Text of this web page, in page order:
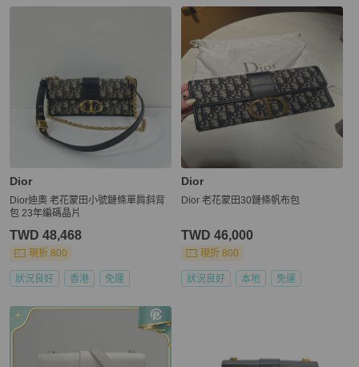
Dior
Dior迪奧 老花蒙田小號鏈條單肩斜背
包 23年編碼晶片
TWD 48,468
現折 800
狀況良好 香港 免運
Dior
Dior 老花蒙田30鏈條帆布包
TWD 46,000
現折 800
狀況良好 本地 免運